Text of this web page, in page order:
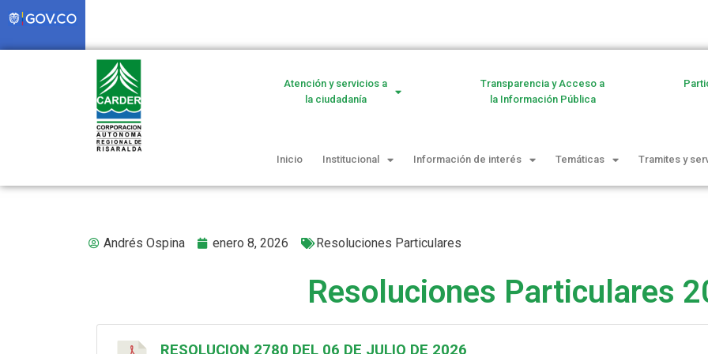
Atención y servicios a
la ciudadanía
Transparencia y Acceso a
la Información Pública
Inicio Institucional Información de interés Temáticas Tramites y
Andrés Ospina enero 8, 2026 Resoluciones Particulares
Resoluciones Particulares
RESOLUCION 2780 DEL 06 DE JULIO DE 2026